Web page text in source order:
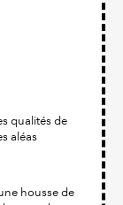
qualités de
aléas
housse de